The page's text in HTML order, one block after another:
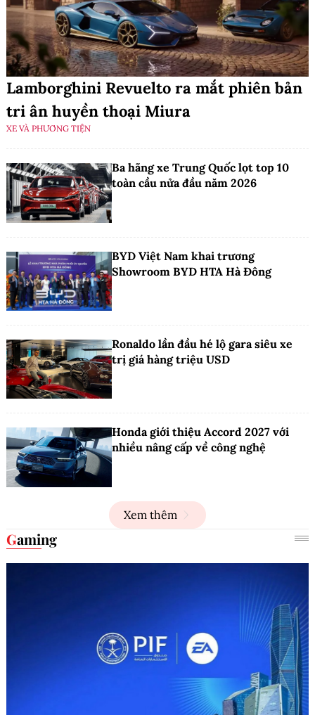
Lamborghini Revuelto ra mắt phiên bản
tri ân huyền thoại Miura
XE VÀ PHƯƠNG TIỆN
Ba hãng xe Trung Quốc lọt top 10
toàn cầu nửa đầu năm 2026
BYD Việt Nam khai trương
Showroom BYD HTA Hà Đông
Ronaldo lần đầu hé lộ gara siêu xe
trị giá hàng triệu USD
Honda giới thiệu Accord 2027 với
nhiều nâng cấp về công nghệ
Xem thêm
Gaming